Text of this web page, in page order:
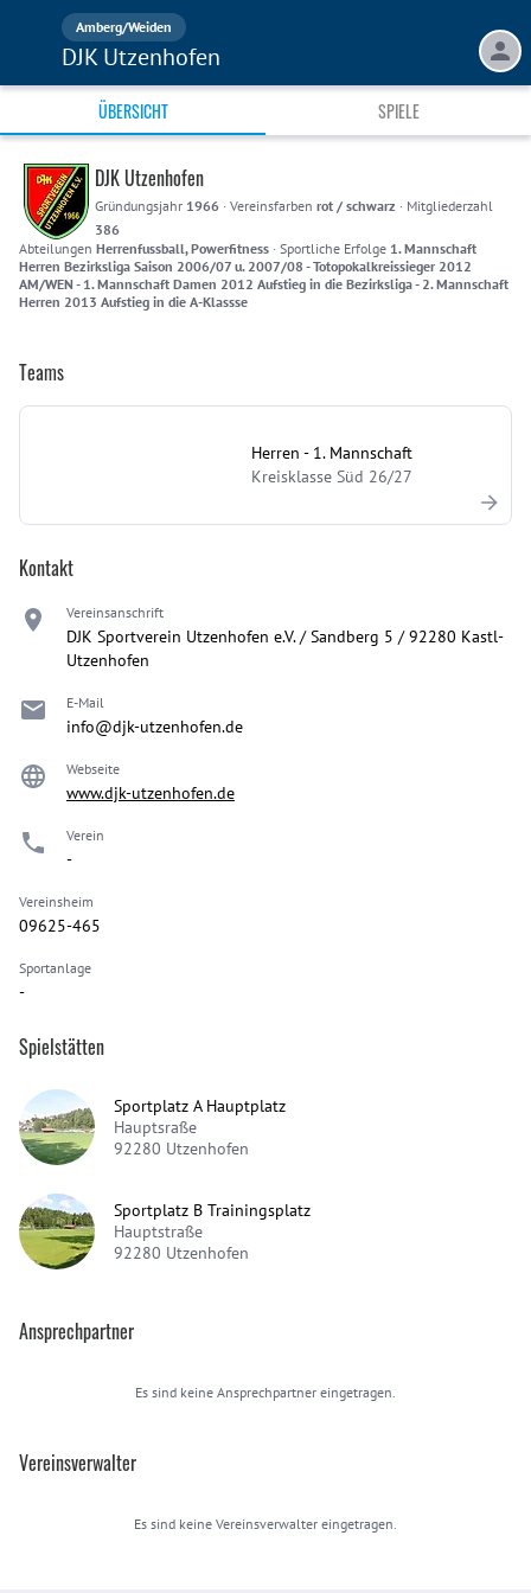
Amberg/Weiden
DJK Utzenhofen
ÜBERSICHT SPIELE
DJK Utzenhofen
Gründungsjahr 1966 · Vereinsfarben rot / schwarz · Mitgliederzahl
386
Abteilungen Herrenfussball, Powerfitness · Sportliche Erfolge 1. Mannschaft
Herren Bezirksliga Saison 2006/07 u. 2007/08 - Totopokalkreissieger 2012
AM/WEN - 1. Mannschaft Damen 2012 Aufstieg in die Bezirksliga - 2. Mannschaft
Herren 2013 Aufstieg in die A-Klassse
Teams
Herren - 1. Mannschaft
Kreisklasse Süd 26/27
Kontakt
Vereinsanschrift
DJK Sportverein Utzenhofen e.V. / Sandberg 5 / 92280 Kastl-
Utzenhofen
E-Mail
info@djk-utzenhofen.de
Webseite
www.djk-utzenhofen.de
Verein
-
Vereinsheim
09625-465
Sportanlage
-
Spielstätten
Sportplatz A Hauptplatz
Hauptsraße
92280 Utzenhofen
Sportplatz B Trainingsplatz
Hauptstraße
92280 Utzenhofen
Ansprechpartner
Es sind keine Ansprechpartner eingetragen.
Vereinsverwalter
Es sind keine Vereinsverwalter eingetragen.